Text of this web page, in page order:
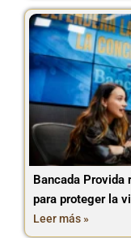
Bancada Provida
para proteger la
Leer más »